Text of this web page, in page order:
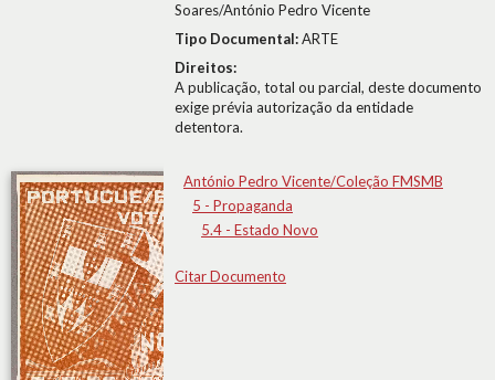
Soares/António Pedro Vicente
Tipo Documental:ARTE
Direitos:
A publicação, total ou parcial, deste documento
exige prévia autorização da entidade
detentora.
António Pedro Vicente/Coleção FMSMB
5 - Propaganda
5.4 - Estado Novo
Citar Documento